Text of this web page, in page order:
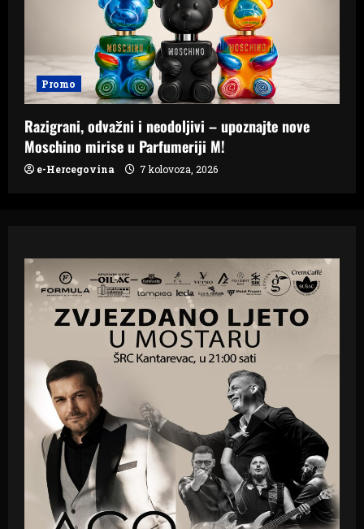
Promo
Razigrani, odvažni i neodoljivi – upoznajte nove
Moschino mirise u Parfumeriji M!
e-Hercegovina 7 kolovoza, 2026